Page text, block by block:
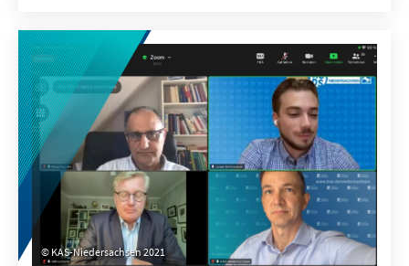
KAS-Niedersachsen 2021